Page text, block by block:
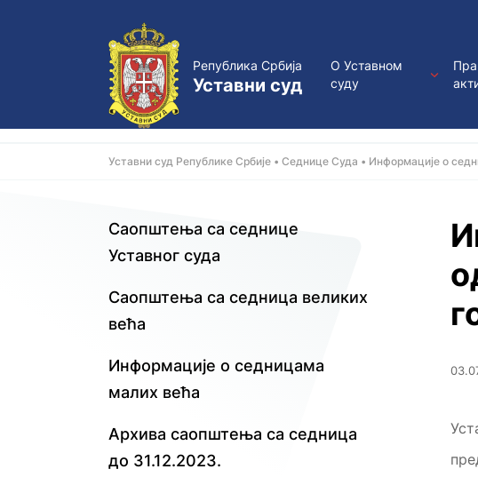
Република Србија
Уставни суд
О Уставном
суду
Уставни суд Републике Србије Седнице Суда Информације о
Саопштења са седнице
Уставног суда
Саопштења са седница великих
већа
Информације о седницама
малих већa
Архива саопштења са седница
до 31.12.2023.